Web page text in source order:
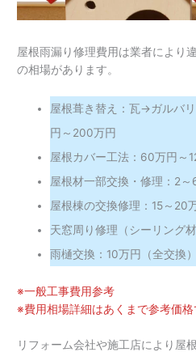
屋根雨漏り修理費用は業者により
の相場があります。
屋根葺き替え：瓦→ガルバ
円～200万円
屋根カバー工法：60万円～
屋根材一部交換・修理：2～
屋根棟の交換修理：15～20
天窓周り修理（シーリング
雨樋交換：10万円（全交換
※一般工事費用参考
※費用相場詳細はあくまで参考価格
リフォーム会社や施工店により屋